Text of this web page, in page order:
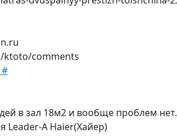
comments
в зал 18м2 и вообще проблем
Leader-A Haier(Хайер)